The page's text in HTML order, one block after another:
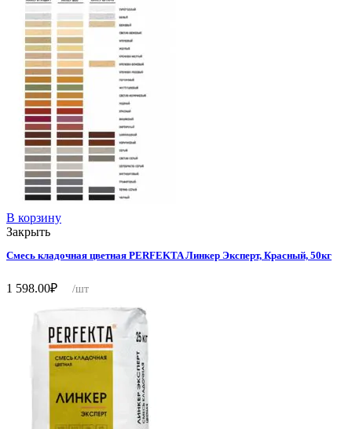
В корзину
Закрыть
Смесь кладочная цветная PERFEKTA Линкер Эксперт, Красный, 50кг
1 598.00₽ /шт